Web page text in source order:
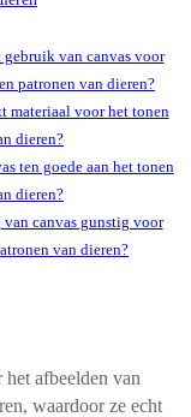
van canvas voor
patronen van dieren?
materiaal voor het tonen
dieren?
ten goede aan het tonen
dieren?
van canvas gunstig voor
van dieren?
afbeelden van
waardoor ze echt